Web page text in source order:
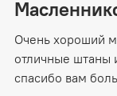
Очень хороший
отличные штаны
спасибо вам